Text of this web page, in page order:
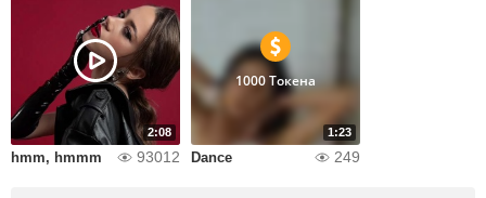
2:08
hmm, hmmm 93012
1:23
1000 Токена
Dance 249